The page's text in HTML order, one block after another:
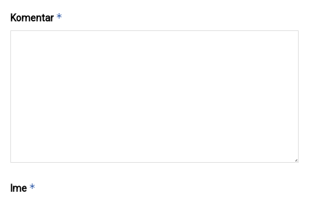
Komentar *
Ime *